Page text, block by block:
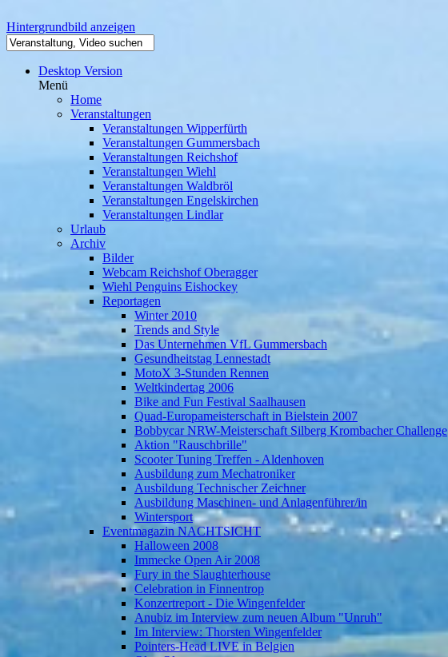
Hintergrundbild anzeigen
Desktop Version
Menü
Home
Veranstaltungen
Veranstaltungen Wipperfürth
Veranstaltungen Gummersbach
Veranstaltungen Reichshof
Veranstaltungen Wiehl
Veranstaltungen Waldbröl
Veranstaltungen Engelskirchen
Veranstaltungen Lindlar
Urlaub
Archiv
Bilder
Webcam Reichshof Oberagger
Wiehl Penguins Eishockey
Reportagen
Winter 2010
Trends and Style
Das Unternehmen VfL Gummersbach
Gesundheitstag Lennestadt
MotoX 3-Stunden Rennen
Weltkindertag 2006
Bike and Fun Festival Saalhausen
Quad-Europameisterschaft in Bielstein 2007
Bobbycar NRW-Meisterschaft Silberg Krombacher Challenge
Aktion "Rauschbrille"
Scooter Tuning Treffen - Aldenhoven
Ausbildung zum Mechatroniker
Ausbildung Technischer Zeichner
Ausbildung Maschinen- und Anlagenführer/in
Wintersport
Eventmagazin NACHTSICHT
Halloween 2008
Immecke Open Air 2008
Fury in the Slaughterhouse
Celebration in Finnentrop
Konzertreport - Die Wingenfelder
Anubiz im Interview zum neuen Album "Unruh"
Im Interview: Thorsten Wingenfelder
Pointers-Head LIVE in Belgien